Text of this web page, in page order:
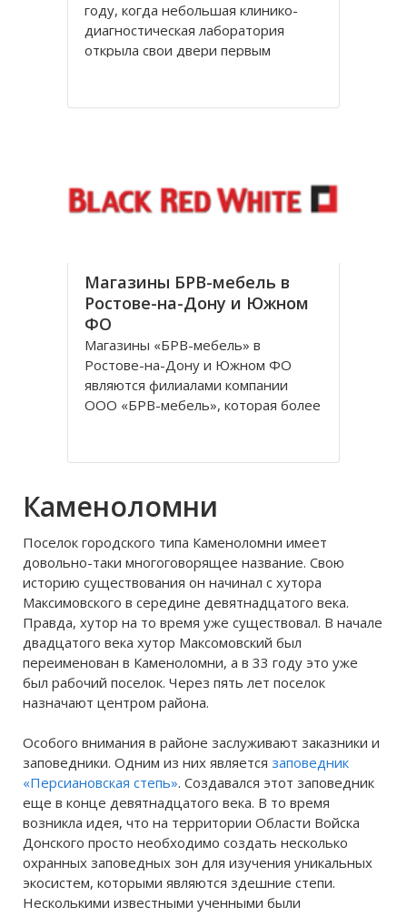
году, когда небольшая клинико-
диагностическая лаборатория
открыла свои двери первым
доросла до нового статуса, и в
Инвитро
Магазины БРВ-мебель в
Ростове-на-Дону и Южном
ФО
Магазины «БРВ-мебель» в
Ростове-на-Дону и Южном ФО
являются филиалами компании
ООО «БРВ-мебель», которая более
производству высококачественной
известную во всем мире, являясь
При
Каменоломни
Поселок городского типа Каменоломни имеет
довольно-таки многоговорящее название. Свою
историю существования он начинал с хутора
Максимовского в середине девятнадцатого века.
Правда, хутор на то время уже существовал. В начале
двадцатого века хутор Максомовский был
переименован в Каменоломни, а в 33 году это уже
был рабочий поселок. Через пять лет поселок
назначают центром района.
Особого внимания в районе заслуживают заказники и
заповедники. Одним из них является заповедник
«Персиановская степь». Создавался этот заповедник
еще в конце девятнадцатого века. В то время
возникла идея, что на территории Области Войска
Донского просто необходимо создать несколько
охранных заповедных зон для изучения уникальных
экосистем, которыми являются здешние степи.
Несколькими известными ученными были